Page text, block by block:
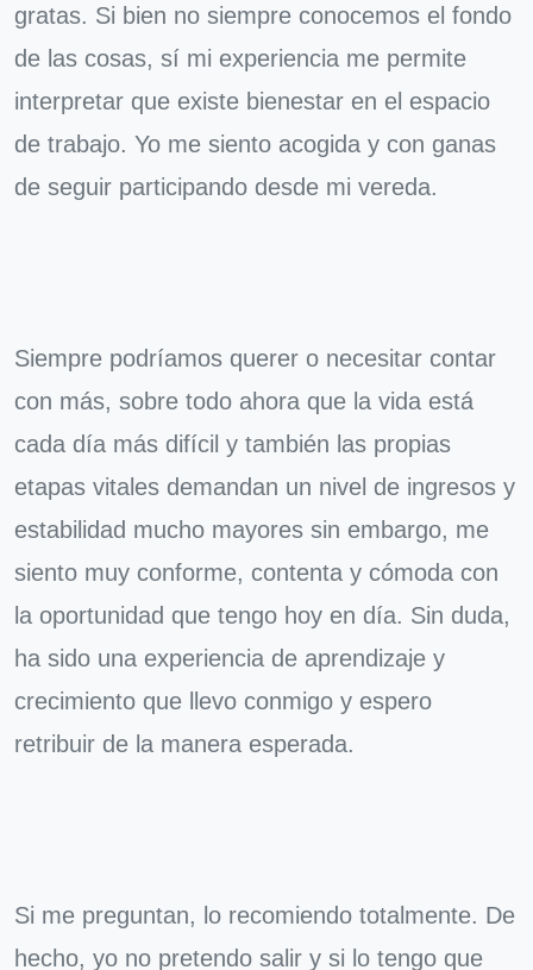
gratas. Si bien no siempre conocemos el fondo
de las cosas, sí mi experiencia me permite
interpretar que existe bienestar en el espacio
de trabajo. Yo me siento acogida y con ganas
de seguir participando desde mi vereda.
Siempre podríamos querer o necesitar contar
con más, sobre todo ahora que la vida está
cada día más difícil y también las propias
etapas vitales demandan un nivel de ingresos y
estabilidad mucho mayores sin embargo, me
siento muy conforme, contenta y cómoda con
la oportunidad que tengo hoy en día. Sin duda,
ha sido una experiencia de aprendizaje y
crecimiento que llevo conmigo y espero
retribuir de la manera esperada.
Si me preguntan, lo recomiendo totalmente. De
hecho, yo no pretendo salir y si lo tengo que